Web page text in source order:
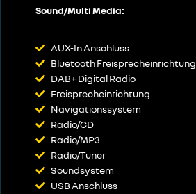
Sound/Multi Media:
AUX-In Anschluss
Bluetooth Freisprecheinrichtung
DAB+ Digital Radio
Freisprecheinrichtung
Navigationssystem
Radio/CD
Radio/MP3
Radio/Tuner
Soundsystem
USB Anschluss